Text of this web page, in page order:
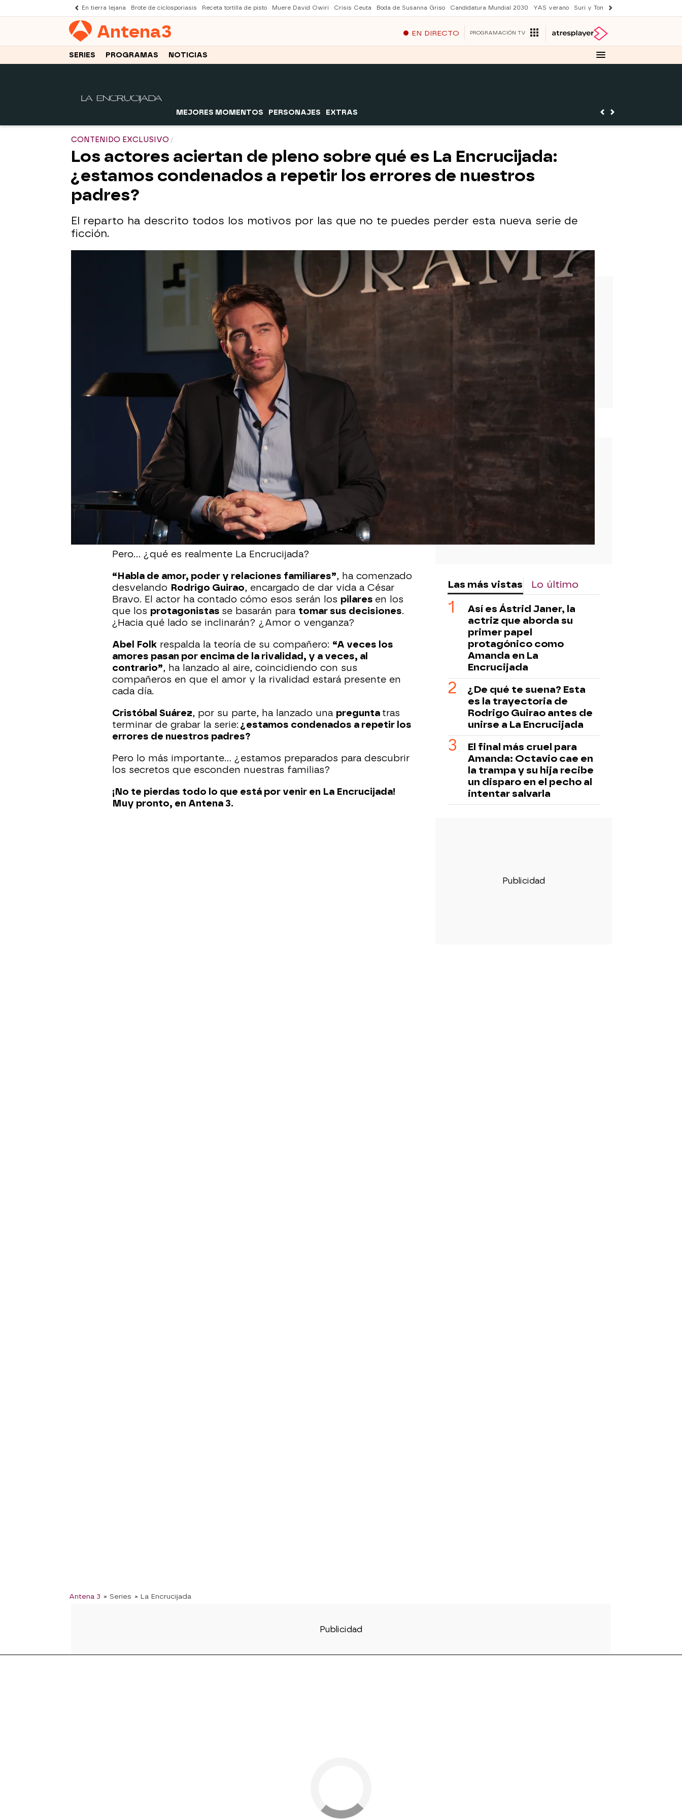
En tierra lejana Brote de ciclosporiasis Receta tortilla de pisto Muere David Owiri Crisis Ceuta Boda de Susanna Griso Candidatura Mundial 2030 YAS verano Suri y Tom Cruise
Antena3 EN DIRECTO PROGRAMACIÓN TV
SERIES PROGRAMAS NOTICIAS
MEJORES MOMENTOS PERSONAJES EXTRAS
CONTENIDO EXCLUSIVO
Los actores aciertan de pleno sobre qué es La Encrucijada:
¿estamos condenados a repetir los errores de nuestros
padres?
El reparto ha descrito todos los motivos por las que no te puedes perder esta nueva serie de
ficción.
“Tarde o temprano, la verdad saldrá a la luz”: La Encrucijada, muy pronto estreno en Antena 3
Eire García Arbaizar
07 de junio de 2025, 14:00 Whatsapp
La Encrucijada es la nueva serie de ficción que promete
arrasar
con todo este verano. El ansia de vengar a su padre
que mueve a
César Bravochocará el rebelde carácter de
, la hija de su mayor enemigo y desatará algo que
nuestro protagonista nunca se hubiese imaginado.
Pero… ¿qué es realmente La Encrucijada?
“Habla de amor, poder y relaciones familiares”, ha comenzado
desvelando Rodrigo Guirao, encargado de dar vida a César
Bravo. El actor ha contado cómo esos serán los pilares en los
que los protagonistas se basarán para tomar sus decisiones.
¿Hacia qué lado se inclinarán? ¿Amor o venganza?
Abel Folk respalda la teoría de su compañero: “A veces los
amores pasan por encima de la rivalidad, y a veces, al
contrario”, ha lanzado al aire, coincidiendo con sus
compañeros en que el amor y la rivalidad estará presente en
cada día.
Cristóbal Suárez, por su parte, ha lanzado una pregunta tras
terminar de grabar la serie: ¿estamos condenados a repetir los
errores de nuestros padres?
Pero lo más importante… ¿estamos preparados para descubrir
los secretos que esconden nuestras familias?
¡No te pierdas todo lo que está por venir en La Encrucijada!
Muy pronto, en Antena 3.
Antena 3 » Series » La Encrucijada
Las más vistas Lo último
Así es Ástrid Janer, la
actriz que aborda su
primer papel
protagónico como
Amanda en La
Encrucijada
¿De qué te suena? Esta
es la trayectoria de
Rodrigo Guirao antes de
unirse a La Encrucijada
El final más cruel para
Amanda: Octavio cae en
la trampa y su hija recibe
un disparo en el pecho al
intentar salvarla